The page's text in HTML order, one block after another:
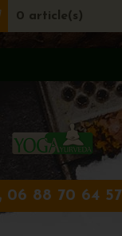
0 article(s)
06 88 70 64 57